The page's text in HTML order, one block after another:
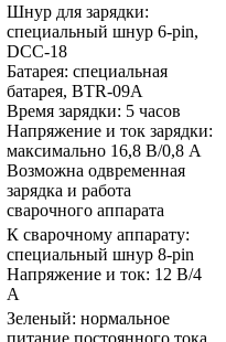
Шнур для зарядки:
специальный шнур 6-pin,
DCC-18
Батарея: специальная
батарея, BTR-09A
Время зарядки: 5 часов
Напряжение и ток зарядки:
максимально 16,8 В/0,8 А
Возможна одвременная
зарядка и работа
сварочного аппарата
К сварочному аппарату:
специальный шнур 8-pin
Напряжение и ток: 12 В/4
А
Зеленый: нормальное
питание постоянного тока